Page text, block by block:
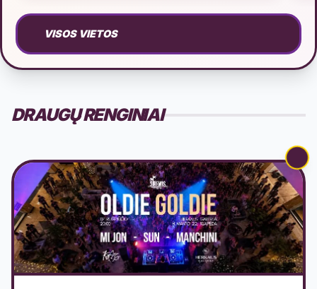
VISOS VIETOS
DRAUGŲ RENGINIAI